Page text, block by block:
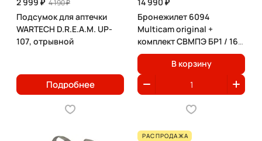
4 190 ₽
Подсумок для аптечки
WARTECH D.R.E.A.M. UP-
107, отрывной
Подробнее
Бронежилет 6094
Multicam original +
комплект СВМПЭ БР1 / 16
слоев
В корзину
РАСПРОДАЖА